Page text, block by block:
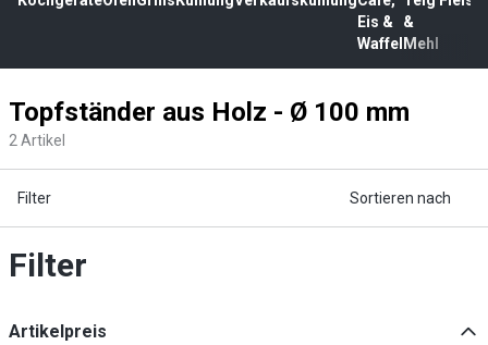
Eis &
Waffel
&
Mehl
Topfständer aus Holz - Ø 100 mm
2 Artikel
Filter Sortieren nach
Filter
Artikelpreis